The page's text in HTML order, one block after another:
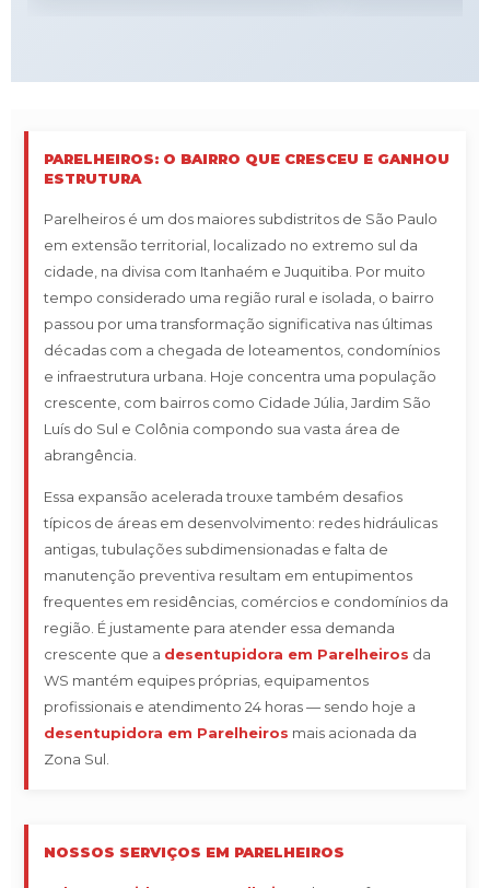
PARELHEIROS: O BAIRRO QUE CRESCEU E GANHOU
ESTRUTURA
Parelheiros é um dos maiores subdistritos de São Paulo
em extensão territorial, localizado no extremo sul da
cidade, na divisa com Itanhaém e Juquitiba. Por muito
tempo considerado uma região rural e isolada, o bairro
passou por uma transformação significativa nas últimas
décadas com a chegada de loteamentos, condomínios
e infraestrutura urbana. Hoje concentra uma população
crescente, com bairros como Cidade Júlia, Jardim São
Luís do Sul e Colônia compondo sua vasta área de
abrangência.
Essa expansão acelerada trouxe também desafios
típicos de áreas em desenvolvimento: redes hidráulicas
antigas, tubulações subdimensionadas e falta de
manutenção preventiva resultam em entupimentos
frequentes em residências, comércios e condomínios da
região. É justamente para atender essa demanda
crescente que a desentupidora em Parelheiros da
WS mantém equipes próprias, equipamentos
profissionais e atendimento 24 horas — sendo hoje a
desentupidora em Parelheiros mais acionada da
Zona Sul.
NOSSOS SERVIÇOS EM PARELHEIROS